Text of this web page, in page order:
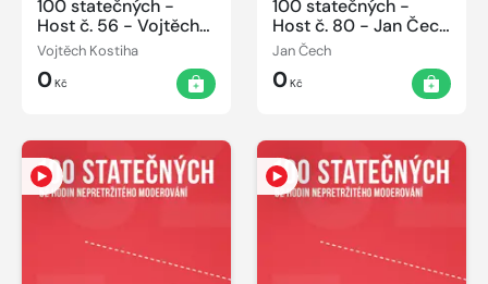
100 statečných -
Host č. 56 - Vojtěch
Kostiha 07.06.2014
Vojtěch Kostiha
0Kč
100 statečných -
Host č. 80 - Jan Čech
08.06.2014
Jan Čech
0Kč